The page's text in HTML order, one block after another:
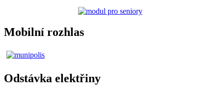
Mobilní rozhlas
Odstávka elektřiny